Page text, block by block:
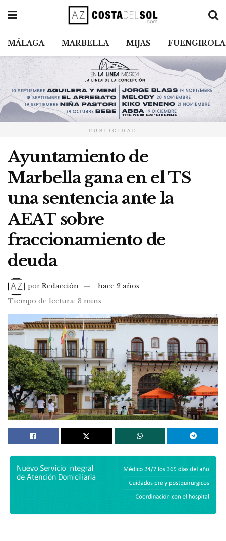
MÁLAGA MARBELLA MIJAS FUENGIROLA
PUBLICIDAD
Ayuntamiento de
Marbella gana en el TS
una sentencia ante la
AEAT sobre
fraccionamiento de
deuda
por Redacción
hace 2 años
Tiempo de lectura: 3 mins